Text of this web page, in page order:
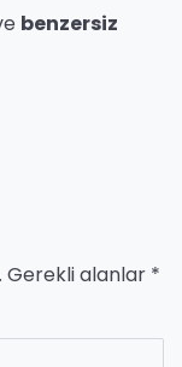
benzersiz
Gerekli alanlar *